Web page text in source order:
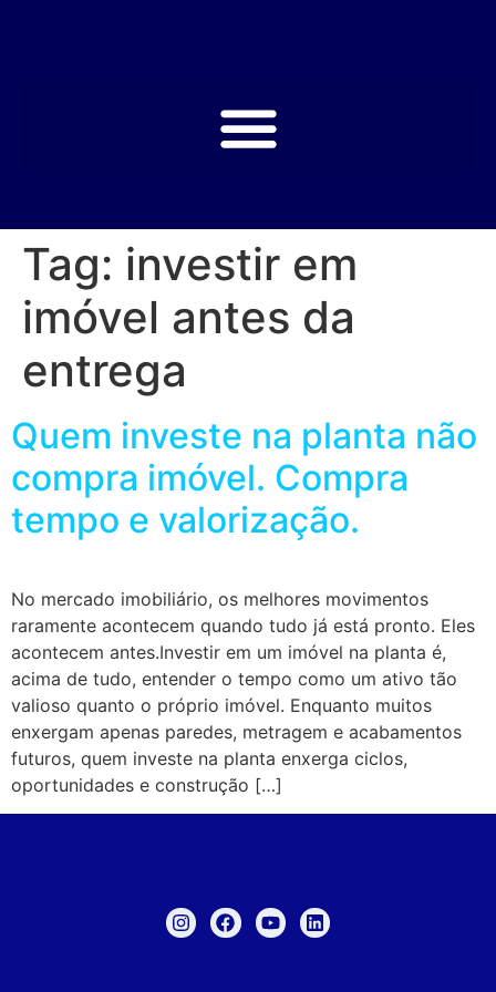
Tag: investir em
imóvel antes da
entrega
Quem investe na planta não
compra imóvel. Compra
tempo e valorização.
No mercado imobiliário, os melhores movimentos
raramente acontecem quando tudo já está pronto. Eles
acontecem antes.Investir em um imóvel na planta é,
acima de tudo, entender o tempo como um ativo tão
valioso quanto o próprio imóvel. Enquanto muitos
enxergam apenas paredes, metragem e acabamentos
futuros, quem investe na planta enxerga ciclos,
oportunidades e construção […]